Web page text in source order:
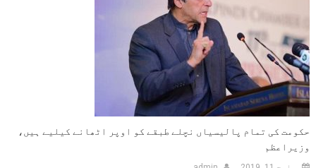
حکومت کی تمام پالیسیاں نچلے طبقے کو اوپر اٹھانے کیلیے ہیں،
وزیراعظم